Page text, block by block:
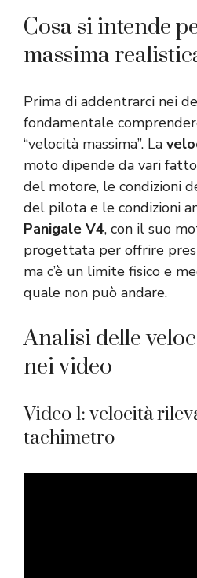
Cosa si intende
massima
Prima di addentrarci nei
fondamentale
“velocità massima”. La
moto dipende da vari
del motore, le condizioni
del pilota e le condizioni
Panigale V4, con il suo
progettata per offrire
ma c’è un limite fisico e
quale non può andare.
Analisi delle
nei video
Video 1: velocità
tachimetro